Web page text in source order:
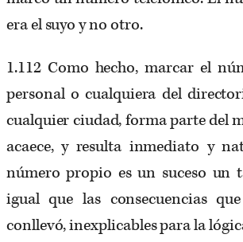
era el suyo y no otro.
1.112 Como hecho, marcar el
personal o cualquiera del
cualquier ciudad, forma parte del
acaece, y resulta inmediato y
número propio es un suceso un
igual que las consecuencias
conllevó, inexplicables para la